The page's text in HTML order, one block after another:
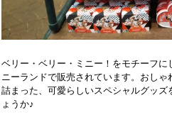
ベリー・ベリー・ミニー！をモチーフ
ニーランドで販売されています。おし
詰まった、可愛らしいスペシャルグッズ
ょうか♪